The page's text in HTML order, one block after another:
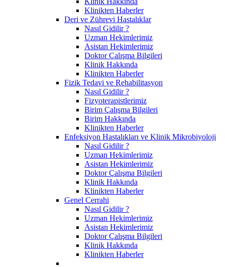
Klinikten Haberler
Deri ve Zührevi Hastalıklar
Nasıl Gidilir ?
Uzman Hekimlerimiz
Asistan Hekimlerimiz
Doktor Çalışma Bilgileri
Klinik Hakkında
Klinikten Haberler
Fizik Tedavi ve Rehabilitasyon
Nasıl Gidilir ?
Fizyoterapistlerimiz
Birim Çalışma Bilgileri
Birim Hakkında
Klinikten Haberler
Enfeksiyon Hastalıkları ve Klinik Mikrobiyoloji
Nasıl Gidilir ?
Uzman Hekimlerimiz
Asistan Hekimlerimiz
Doktor Çalışma Bilgileri
Klinik Hakkında
Klinikten Haberler
Genel Cerrahi
Nasıl Gidilir ?
Uzman Hekimlerimiz
Asistan Hekimlerimiz
Doktor Çalışma Bilgileri
Klinik Hakkında
Klinikten Haberler